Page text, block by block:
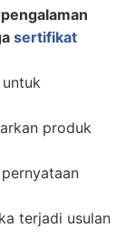
sertifikat
produk
terjadi usulan